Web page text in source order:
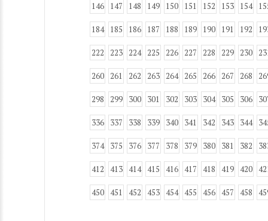
146 147 148 149 150 151 152 153 154
184 185 186 187 188 189 190 191 192
222 223 224 225 226 227 228 229 230
260 261 262 263 264 265 266 267 268
298 299 300 301 302 303 304 305 306
336 337 338 339 340 341 342 343 344
374 375 376 377 378 379 380 381 382
412 413 414 415 416 417 418 419 420
450 451 452 453 454 455 456 457 458